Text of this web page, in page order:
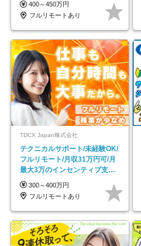
400～450万円
フルリモートあり
TDCX Japan株式会社
テクニカルサポート/未経験OK/
フルリモート/月収31万円可/月
最大3万のインセンティブ支給/
平均年齢33歳
300～400万円
フルリモートあり